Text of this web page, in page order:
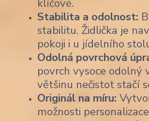
klíčové.
Stabilita a odolnost:
stabilitu. Židlička je
pokoji i u jídelního
Odolná povrchová
povrch vysoce odolný
většinu nečistot stačí
Originál na míru:
možnosti